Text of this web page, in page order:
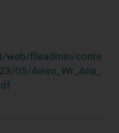
web/fileadmin/conte
05/Aviso_Wr_Ana_